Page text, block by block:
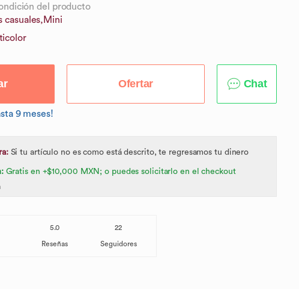
del producto
casuales, Mini
Ofertar Chat
9 meses!
Si tu artículo no es como está descrito, te regresamos tu dinero
Gratis en +$10,000 MXN; o puedes solicitarlo en el checkout
5.0
Reseñas
22
Seguidores